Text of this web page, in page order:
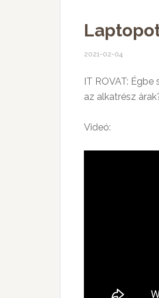
2021-02-04
IT ROVAT:
az alkatrész
Videó: